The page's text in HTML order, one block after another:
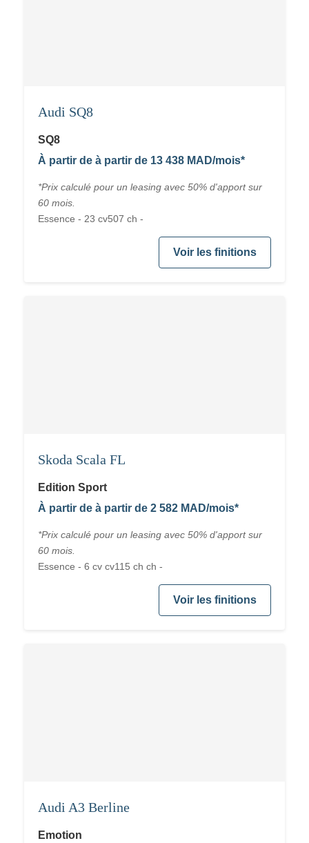
Audi SQ8
SQ8
À partir de à partir de 13 438 MAD/mois*
*Prix calculé pour un leasing avec 50% d'apport sur
60 mois.
Essence - 23 cv507 ch -
Voir les finitions
Skoda Scala FL
Edition Sport
À partir de à partir de 2 582 MAD/mois*
*Prix calculé pour un leasing avec 50% d'apport sur
60 mois.
Essence - 6 cv cv115 ch ch -
Voir les finitions
Audi A3 Berline
Emotion